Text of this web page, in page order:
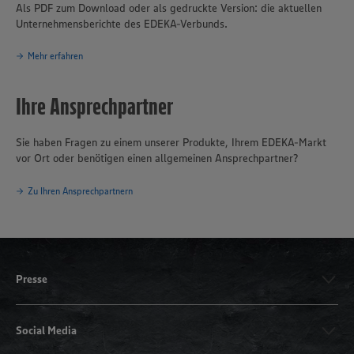
Hamburg. Die EDEKA Minden-Hannover engagiert sich wegweisend
in Sachen Nachhaltigkeit und Klimaschutz. Seit über 100 Jahren ist
Grundprinzipien des Unternehmensverbundes.
Als PDF zum Download oder als gedruckte Version: die aktuellen
Unternehmensberichte des EDEKA-Verbunds.
Mehr erfahren
Ihre Ansprechpartner
Sie haben Fragen zu einem unserer Produkte, Ihrem EDEKA-Markt
vor Ort oder benötigen einen allgemeinen Ansprechpartner?
Zu Ihren Ansprechpartnern
Presse
Social Media